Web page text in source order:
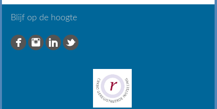
Blijf op de hoogte